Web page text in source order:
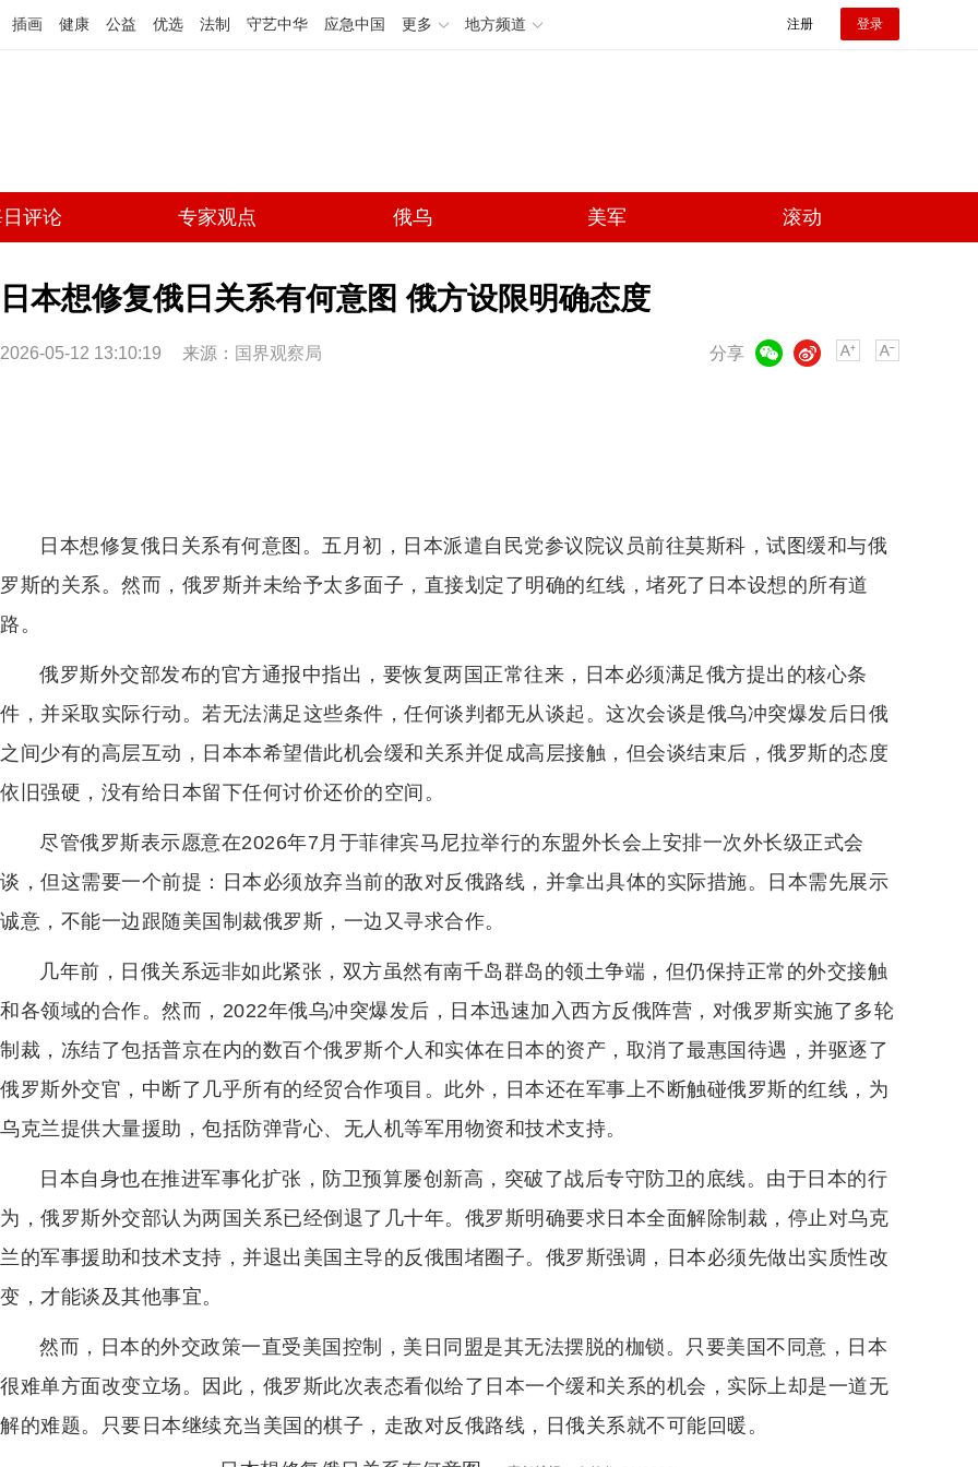
插画 健康 公益 优选 法制 守艺中华 应急中国 更多 地方频道 注册 登录
评论 专家观点 俄乌 美军 滚动
日本想修复俄日关系有何意图 俄方设限明确态度
2026-05-12 13:10:19 来源： 国界观察局 分享
微博
日本想修复俄日关系有何意图。五月初，日本派遣自民党参议院议员前往莫斯科，试图缓和与俄
罗斯的关系。然而，俄罗斯并未给予太多面子，直接划定了明确的红线，堵死了日本设想的所有道
路。
俄罗斯外交部发布的官方通报中指出，要恢复两国正常往来，日本必须满足俄方提出的核心条
件，并采取实际行动。若无法满足这些条件，任何谈判都无从谈起。这次会谈是俄乌冲突爆发后日俄
之间少有的高层互动，日本本希望借此机会缓和关系并促成高层接触，但会谈结束后，俄罗斯的态度
依旧强硬，没有给日本留下任何讨价还价的空间。
尽管俄罗斯表示愿意在2026年7月于菲律宾马尼拉举行的东盟外长会上安排一次外长级正式会
谈，但这需要一个前提：日本必须放弃当前的敌对反俄路线，并拿出具体的实际措施。日本需先展示
诚意，不能一边跟随美国制裁俄罗斯，一边又寻求合作。
几年前，日俄关系远非如此紧张，双方虽然有南千岛群岛的领土争端，但仍保持正常的外交接触
和各领域的合作。然而，2022年俄乌冲突爆发后，日本迅速加入西方反俄阵营，对俄罗斯实施了多轮
制裁，冻结了包括普京在内的数百个俄罗斯个人和实体在日本的资产，取消了最惠国待遇，并驱逐了
俄罗斯外交官，中断了几乎所有的经贸合作项目。此外，日本还在军事上不断触碰俄罗斯的红线，为
乌克兰提供大量援助，包括防弹背心、无人机等军用物资和技术支持。
日本自身也在推进军事化扩张，防卫预算屡创新高，突破了战后专守防卫的底线。由于日本的行
为，俄罗斯外交部认为两国关系已经倒退了几十年。俄罗斯明确要求日本全面解除制裁，停止对乌克
兰的军事援助和技术支持，并退出美国主导的反俄围堵圈子。俄罗斯强调，日本必须先做出实质性改
变，才能谈及其他事宜。
然而，日本的外交政策一直受美国控制，美日同盟是其无法摆脱的枷锁。只要美国不同意，日本
很难单方面改变立场。因此，俄罗斯此次表态看似给了日本一个缓和关系的机会，实际上却是一道无
解的难题。只要日本继续充当美国的棋子，走敌对反俄路线，日俄关系就不可能回暖。